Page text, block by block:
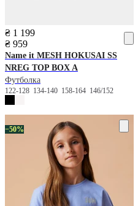
₴ 1 199
₴ 959
Name it MESH HOKUSAI SS
NREG TOP BOX A
Футболка
122-128 134-140 158-164 146/152
−50%